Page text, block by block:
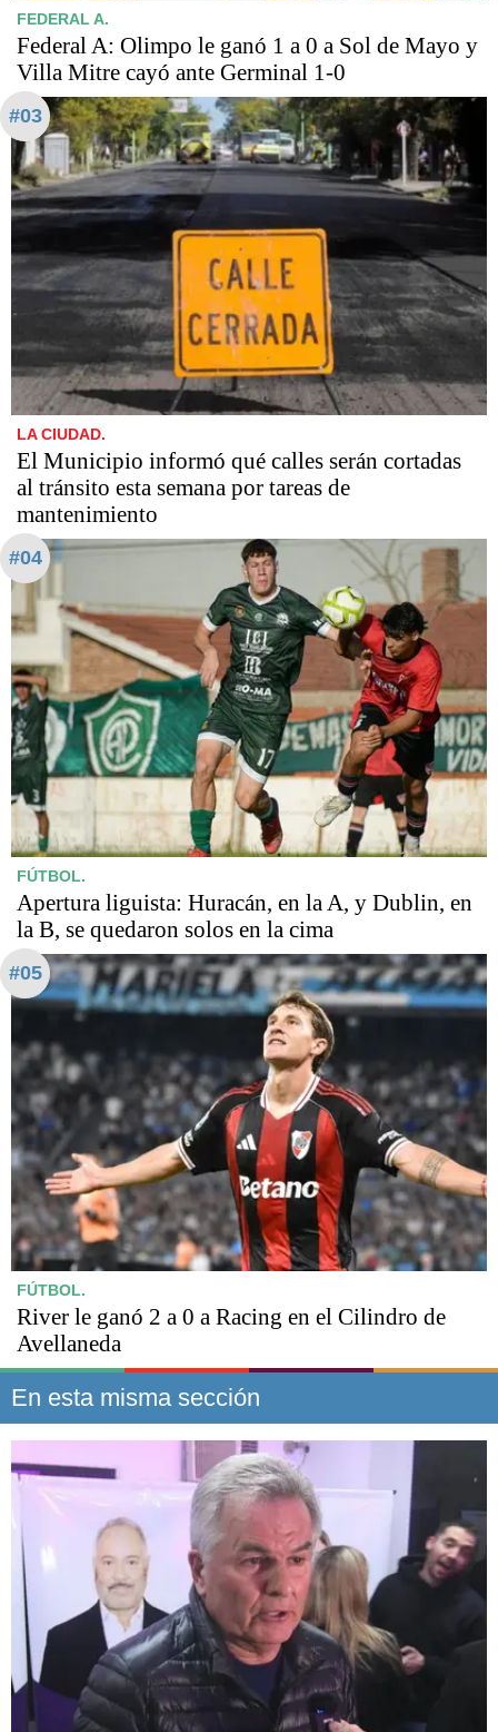
FEDERAL A.
Federal A: Olimpo le ganó 1 a 0 a Sol de Mayo y
Villa Mitre cayó ante Germinal 1-0
#03
LA CIUDAD.
El Municipio informó qué calles serán cortadas
al tránsito esta semana por tareas de
mantenimiento
#04
FÚTBOL.
Apertura liguista: Huracán, en la A, y Dublin, en
la B, se quedaron solos en la cima
#05
FÚTBOL.
River le ganó 2 a 0 a Racing en el Cilindro de
Avellaneda
En esta misma sección